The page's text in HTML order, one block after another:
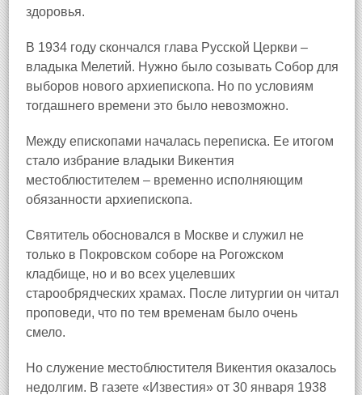
здоровья.
В 1934 году скончался глава Русской Церкви –
владыка Мелетий. Нужно было созывать Собор для
выборов нового архиепископа. Но по условиям
тогдашнего времени это было невозможно.
Между епископами началась переписка. Ее итогом
стало избрание владыки Викентия
местоблюстителем – временно исполняющим
обязанности архиепископа.
Святитель обосновался в Москве и служил не
только в Покровском соборе на Рогожском
кладбище, но и во всех уцелевших
старообрядческих храмах. После литургии он читал
проповеди, что по тем временам было очень
смело.
Но служение местоблюстителя Викентия оказалось
недолгим. В газете «Известия» от 30 января 1938